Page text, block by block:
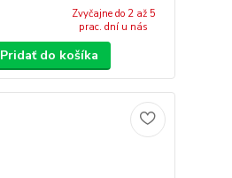
Zvyčajne do 2 až 5
prac. dní u nás
Pridať do košíka